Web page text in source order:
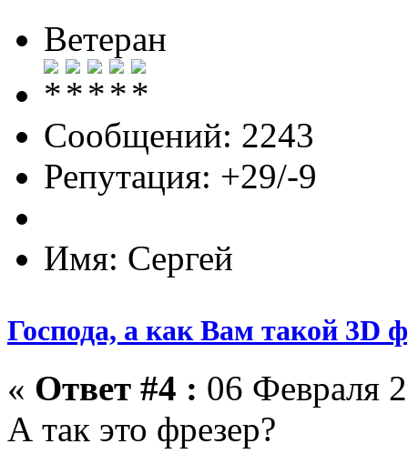
Ветеран
Сообщений: 2243
Репутация: +29/-9
Имя: Сергей
Господа, а как Вам такой 3D
« Ответ #4 : 06 Февраля
А так это фрезер?